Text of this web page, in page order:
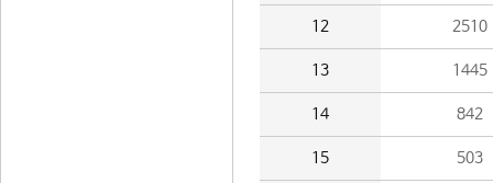
12 2510
13 1445
14 842
15 503